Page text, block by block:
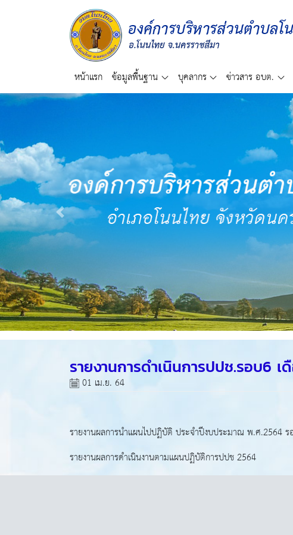
หน้าแรก ข้อมูลพื้นฐาน บุคลากร ข่าวสาร อบต.
Previous
รายงานการดำเนินการปปช.รอบ6 เ
01 เม.ย. 64
รายงานผลการนำแผนไปปฏิบัติ ประจำปีงบประมาณ พ.ศ.2564
รายงานผลการดำเนินงานตามแผนปฏิบัติการปปช 2564